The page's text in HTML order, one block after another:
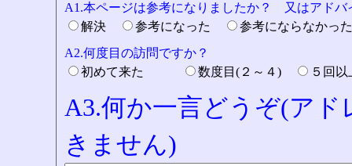
A1.本ページは参考になりましたか？ 又はアドバ
解決
参考になった
参考にならなか
A2.何度目の訪問ですか？
初めて来た
数度目(２～４) ５回
A3.何か一言どうぞ(ア
きません)